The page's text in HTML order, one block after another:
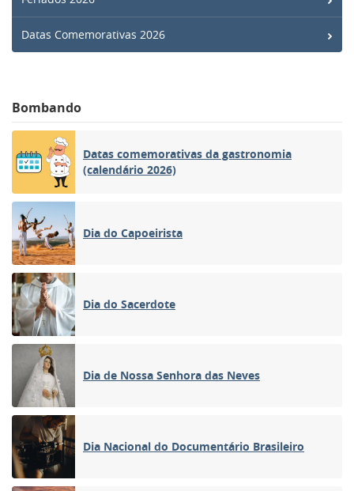
Datas Comemorativas 2026
Bombando
Datas comemorativas da gastronomia
(calendário 2026)
Dia do Capoeirista
Dia do Sacerdote
Dia de Nossa Senhora das Neves
Dia Nacional do Documentário Brasileiro